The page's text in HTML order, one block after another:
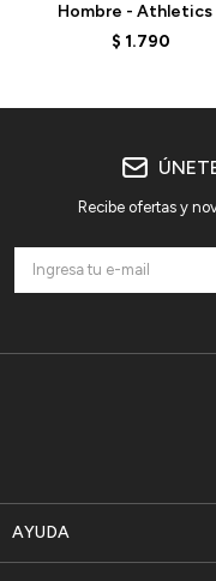
Hombre - Athletics
MT41533ABC - BEIGE
$ 1.790
AYUDA
Recibe ofertas y